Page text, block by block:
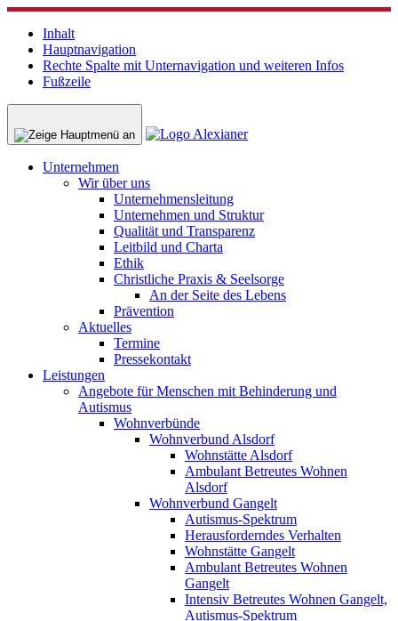
Inhalt
Hauptnavigation
Rechte Spalte mit Unternavigation und weiteren Infos
Fußzeile
Unternehmen
Wir über uns
Unternehmensleitung
Unternehmen und Struktur
Qualität und Transparenz
Leitbild und Charta
Ethik
Christliche Praxis & Seelsorge
An der Seite des Lebens
Prävention
Aktuelles
Termine
Pressekontakt
Leistungen
Angebote für Menschen mit Behinderung und
Autismus
Wohnverbünde
Wohnverbund Alsdorf
Wohnstätte Alsdorf
Ambulant Betreutes Wohnen
Alsdorf
Wohnverbund Gangelt
Autismus-Spektrum
Herausforderndes Verhalten
Wohnstätte Gangelt
Ambulant Betreutes Wohnen
Gangelt
Intensiv Betreutes Wohnen Gangelt,
Autismus-Spektrum